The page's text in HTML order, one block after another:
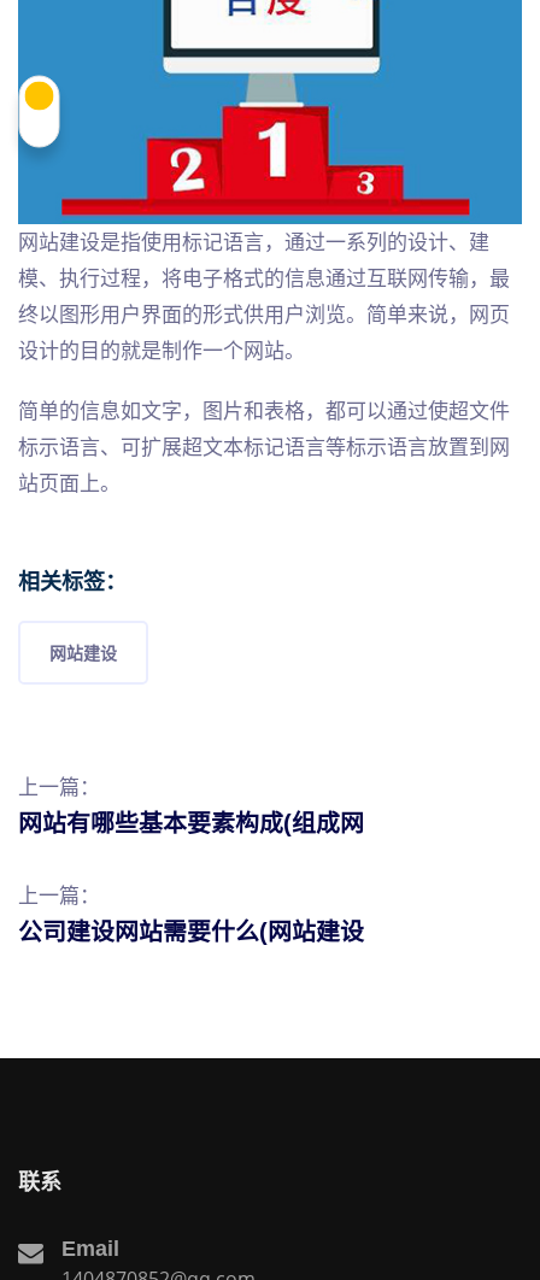
网站建设是指使用标记语言，通过一系列的设计、建
模、执行过程，将电子格式的信息通过互联网传输，最
终以图形用户界面的形式供用户浏览。简单来说，网页
设计的目的就是制作一个网站。
简单的信息如文字，图片和表格，都可以通过使超文件
标示语言、可扩展超文本标记语言等标示语言放置到网
站页面上。
相关标签：
网站建设
上一篇：
网站有哪些基本要素构成(组成网
上一篇：
公司建设网站需要什么(网站建设
联系
Email